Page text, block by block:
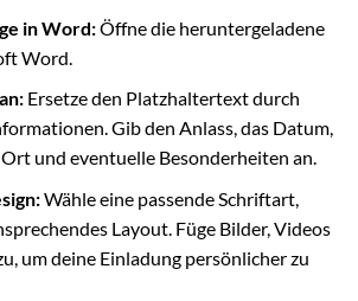
in Word:Öffne die heruntergeladene
Word.
Ersetze den Platzhaltertext durch
Gib den Anlass, das Datum,
und eventuelle Besonderheiten an.
Wähle eine passende Schriftart,
Layout. Füge Bilder, Videos
um deine Einladung persönlicher zu